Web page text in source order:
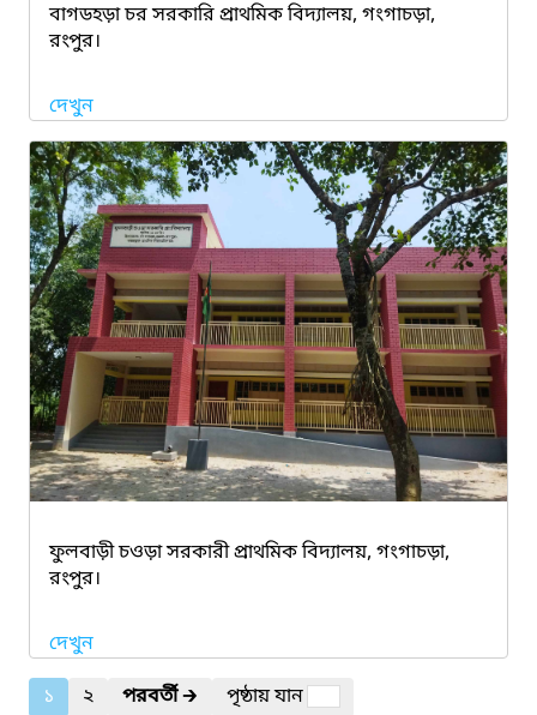
বাগডহড়া চর সরকারি প্রাথমিক বিদ্যালয়, গংগাচড়া,
রংপুর।
দেখুন
ফুলবাড়ী চওড়া সরকারী প্রাথমিক বিদ্যালয়, গংগাচড়া,
রংপুর।
দেখুন
১
২ পরবর্তী🡲
পৃষ্ঠায় যান